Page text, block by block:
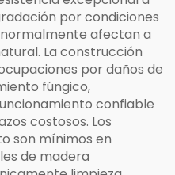
por condiciones
afectan a
La construcción
por daños de
fúngico,
confiable
costosos. Los
son mínimos en
de madera